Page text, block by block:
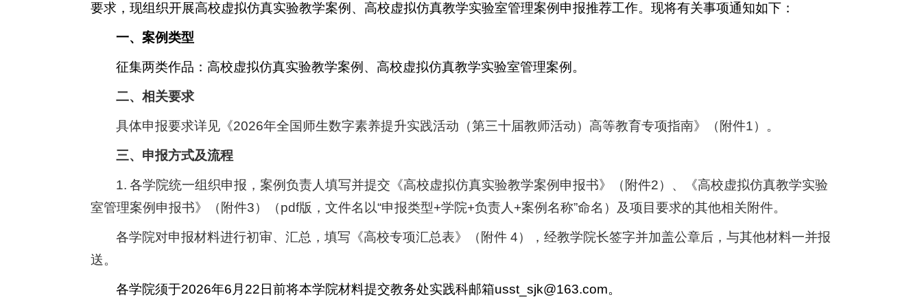
要求，现组织开展高校虚拟仿真实验教学案例、高校虚拟仿真教学实验室管理案例申报推荐工作。现将有关事项通知如下：
一、案例类型
征集两类作品：高校虚拟仿真实验教学案例、高校虚拟仿真教学实验室管理案例。
二、相关要求
具体申报要求详见《2026年全国师生数字素养提升实践活动（第三十届教师活动）高等教育专项指南》（附件1）。
三、申报方式及流程
1. 各学院统一组织申报，案例负责人填写并提交《高校虚拟仿真实验教学案例申报书》（附件2）、《高校虚拟仿真教学实验
室管理案例申报书》（附件3）（pdf版，文件名以“申报类型+学院+负责人 +案例名称”命名）及项目要求的其他相关附件。
各学院对申报材料进行初审、汇总，填写《高校专项汇总表》（附件 4），经教学院长签字并加盖公章后，与其他材料一并报
送。
各学院须于2026年6 月 22 日前将本学院材料提交教务处实践科邮箱usst_sjk@163.com。